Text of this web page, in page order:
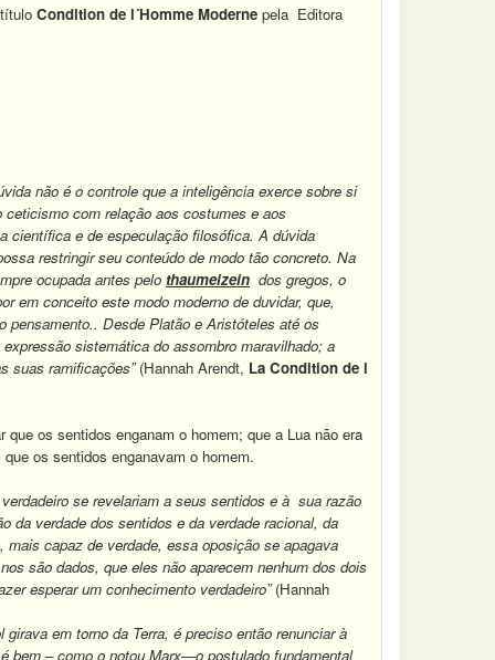
Condition de l´Homme Moderne pela Editora
não é o controle que a inteligência exerce sobre si
com relação aos costumes e aos
científica e de especulação filosófica. A dúvida
restringir seu conteúdo de modo tão concreto. Na
ocupada antes pelo thaumeizein dos gregos, o
em conceito este modo moderno de duvidar, que,
pensamento.. Desde Platão e Aristóteles até os
sistemática do assombro maravilhado; a
suas ramificações”(Hannah Arendt, La Condition de l
os sentidos enganam o homem; que a Lua não era
os sentidos enganavam o homem.
se revelariam a seus sentidos e à sua razão
da verdade dos sentidos e da verdade racional, da
capaz de verdade, essa oposição se apagava
são dados, que eles não aparecem nenhum dos dois
esperar um conhecimento verdadeiro”(Hannah
em torno da Terra, é preciso então renunciar à
bem – como o notou Marx—o postulado fundamental